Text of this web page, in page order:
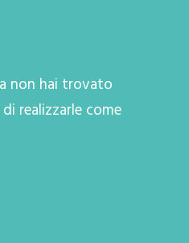
non hai trovato
realizzarle come